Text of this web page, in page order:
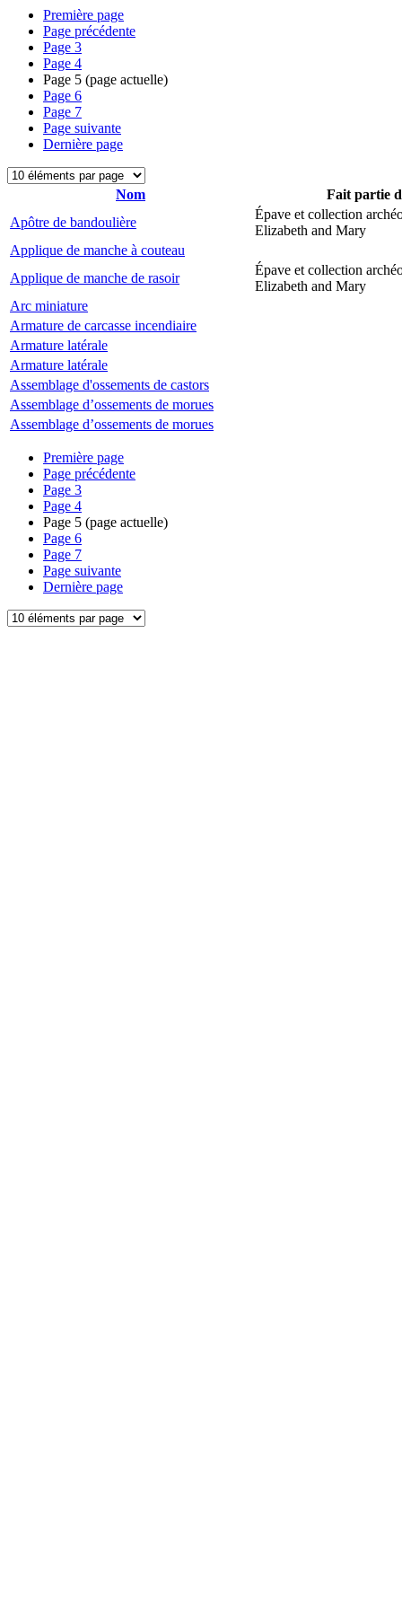
Première page
Page précédente
Page 3
Page 4
Page 5 (page actuelle)
Page 6
Page 7
Page suivante
Dernière page
Nom
Fait partie
Apôtre de bandoulière
Épave et collection
Elizabeth and Mary
Applique de manche à couteau
Applique de manche de rasoir
Épave et collection
Elizabeth and Mary
Arc miniature
Armature de carcasse incendiaire
Armature latérale
Armature latérale
Assemblage d'ossements de castors
Assemblage d’ossements de morues
Assemblage d’ossements de morues
Première page
Page précédente
Page 3
Page 4
Page 5 (page actuelle)
Page 6
Page 7
Page suivante
Dernière page